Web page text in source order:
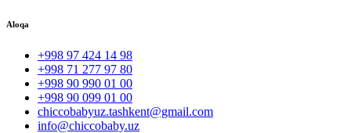
Aloqa
+998 97 424 14 98
+998 71 277 97 80
+998 90 990 01 00
+998 90 099 01 00
chiccobabyuz.tashkent@gmail.com
info@chiccobaby.uz